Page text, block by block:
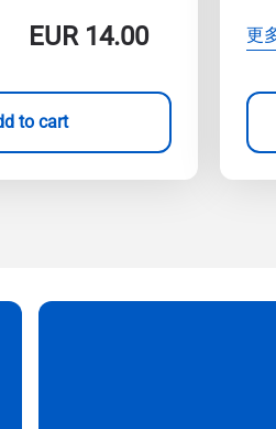
EUR14.00
to cart
更